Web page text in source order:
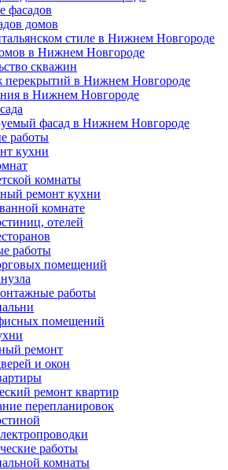
фасадов
домов
стиле в Нижнем Новгороде
в Нижнем Новгороде
скважин
перекрытий в Нижнем Новгороде
в Нижнем Новгороде
фасад в Нижнем Новгороде
работы
кухни
комнаты
ремонт кухни
комнате
отелей
работы
помещений
работы
помещений
ремонт
и окон
ремонт квартир
перепланировок
работы
комнаты